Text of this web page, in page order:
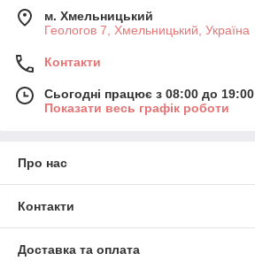
м. Хмельницький
Геологов 7, Хмельницький, Україна
Контакти
Сьогодні працює з 08:00 до 19:00
Показати весь графік роботи
Про нас
Контакти
Доставка та оплата